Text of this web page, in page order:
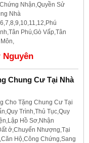
Nhận,Quyền Sử
Nhà
Phú,Gò Vấp,Tân
Nguyên
Chung Cư Tại Nhà
Cho Tặng Chung Cư Tại
Trình,Thủ Tục,Quy
Hồ Sơ,Nhận
ở,Chuyển Nhượng,Tại
Hộ,Công Chứng,Sang